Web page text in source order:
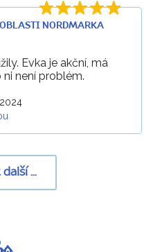
NORDMARKA
Evka je akční, má
není problém.
...